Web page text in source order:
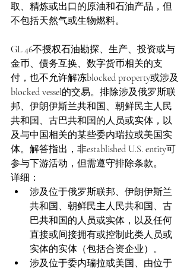
取、精炼或出口的原油和石油产品，但
不包括天然气或生物燃料。
GL 46不授权石油勘探、生产、投资或与
金币、债务互换、数字货币相关的支
付，也不允许解冻blocked property或涉及
blocked vessel的交易。排除涉及俄罗斯联
邦、伊朗伊斯兰共和国、朝鲜民主人民
共和国、古巴共和国的人员或实体，以
及与中国相关的某些委内瑞拉或美国实
体。解答指出，非established U.S. entity可
参与下游活动，但需遵守排除条款。
详细：
涉及位于俄罗斯联邦、伊朗伊斯兰
共和国、朝鲜民主人民共和国、古
巴共和国的人员或实体，以及任何
直接或间接拥有或控制此类人员或
实体的实体（包括合资企业）。
涉及位于委内瑞拉或美国、由位于